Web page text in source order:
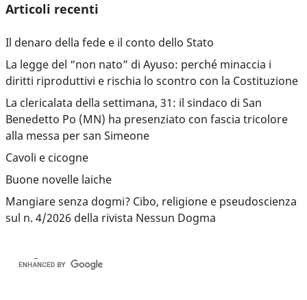
Articoli recenti
Il denaro della fede e il conto dello Stato
La legge del “non nato” di Ayuso: perché minaccia i
diritti riproduttivi e rischia lo scontro con la Costituzione
La clericalata della settimana, 31: il sindaco di San
Benedetto Po (MN) ha presenziato con fascia tricolore
alla messa per san Simeone
Cavoli e cicogne
Buone novelle laiche
Mangiare senza dogmi? Cibo, religione e pseudoscienza
sul n. 4/2026 della rivista Nessun Dogma